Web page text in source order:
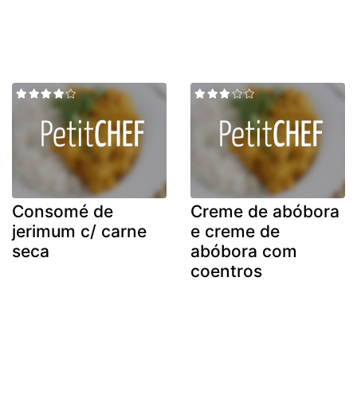
Consomé de
jerimum c/ carne
seca
Creme de abóbora
e creme de
abóbora com
coentros